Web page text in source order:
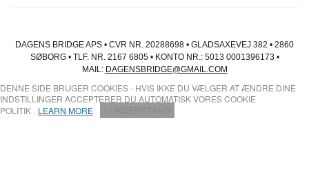
DAGENS BRIDGE APS • CVR NR. 20288698 • GLADSAXEVEJ 382 • 2860
SØBORG • TLF. NR. 2167 6805 • KONTO NR.: 5013 0001396173 •
MAIL: DAGENSBRIDGE@GMAIL.COM
DENNE SIDE BRUGER COOKIES - HVIS IKKE DU VÆLGER AT ÆNDRE DINE
INDSTILLINGER ACCEPTERER DU AUTOMATISK VORES COOKIE
POLITIK
LEARN MORE